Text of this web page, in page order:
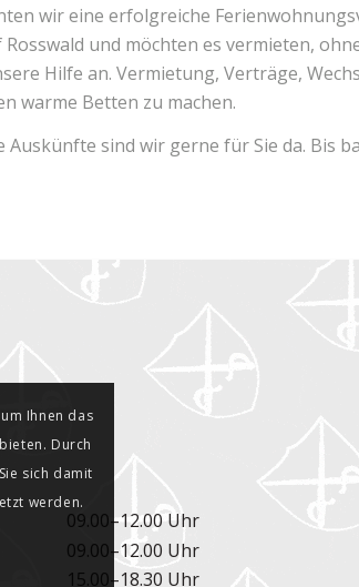
wir eine erfolgreiche
Rosswald und möchten es vermieten,
Hilfe an. Vermietung, Verträge,
warme Betten zu machen.
sind wir gerne für Sie da. Bis
09.00–12.00 Uhr
09.00–12.00 Uhr
15.00–18.30 Uhr
Ihnen das
Durch
sich damit
werden.